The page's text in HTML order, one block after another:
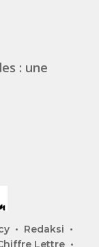
: une
Redaksi
Lettre